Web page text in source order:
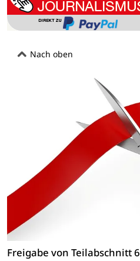
Nach oben
Freigabe von Teilabschnitt 6